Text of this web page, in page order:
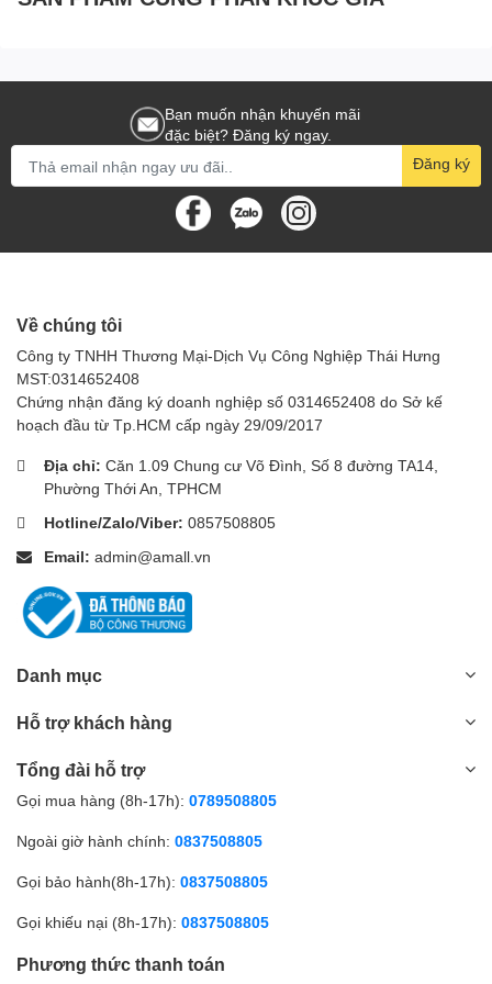
Bạn muốn nhận khuyến mãi
đặc biệt? Đăng ký ngay.
Đăng ký
Về chúng tôi
Công ty TNHH Thương Mại-Dịch Vụ Công Nghiệp Thái Hưng
MST:0314652408
Chứng nhận đăng ký doanh nghiệp số 0314652408 do Sở kế
hoạch đầu từ Tp.HCM cấp ngày 29/09/2017
Địa chỉ: Căn 1.09 Chung cư Võ Đình, Số 8 đường TA14,
Phường Thới An, TPHCM
Hotline/Zalo/Viber: 0857508805
Email: admin@amall.vn
Danh mục
Hỗ trợ khách hàng
Tổng đài hỗ trợ
Gọi mua hàng (8h-17h): 0789508805
Ngoài giờ hành chính: 0837508805
Gọi bảo hành(8h-17h): 0837508805
Gọi khiếu nại (8h-17h): 0837508805
Phương thức thanh toán